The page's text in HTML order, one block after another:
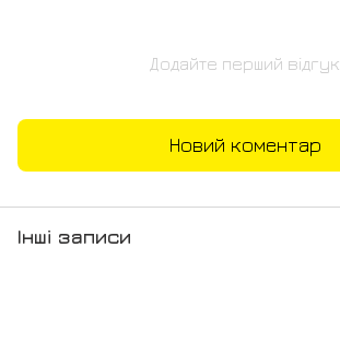
Додайте перший відгук
Новий коментар
Інші записи